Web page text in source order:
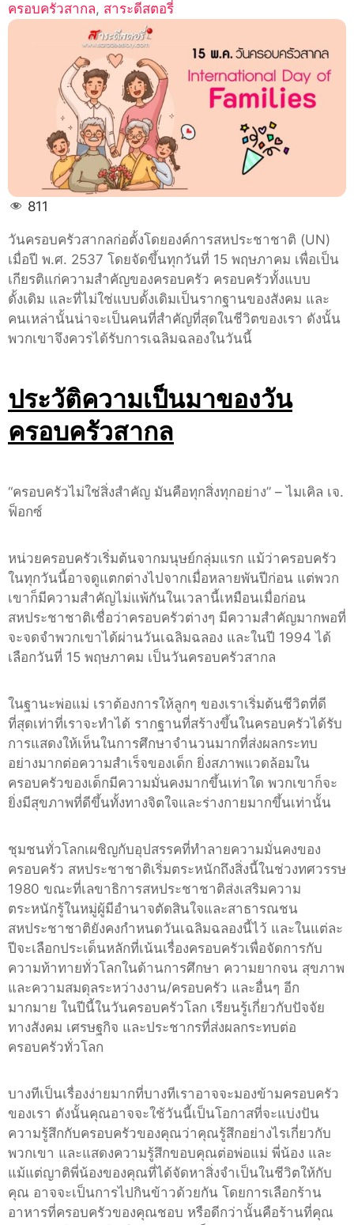
วัน
(International
Family
Day)
ครอบครัวสากล, สาระดีสตอรี่
811
วันครอบครัวสากลก่อตั้งโดยองค์การสหประชาชาติ (UN)
เมื่อปี พ.ศ. 2537 โดยจัดขึ้นทุกวันที่ 15 พฤษภาคม เพื่อเป็น
เกียรติแก่ความสำคัญของครอบครัว ครอบครัวทั้งแบบ
ดั้งเดิม และที่ไม่ใช่แบบดั้งเดิมเป็นรากฐานของสังคม และ
คนเหล่านั้นน่าจะเป็นคนที่สำคัญที่สุดในชีวิตของเรา ดังนั้น
พวกเขาจึงควรได้รับการเฉลิมฉลองในวันนี้
ประวัติความเป็นมาของวัน
ครอบครัวสากล
“ครอบครัวไม่ใช่สิ่งสำคัญ มันคือทุกสิ่งทุกอย่าง” – ไมเคิล เจ.
ฟ็อกซ์
หน่วยครอบครัวเริ่มต้นจากมนุษย์กลุ่มแรก แม้ว่าครอบครัว
ในทุกวันนี้อาจดูแตกต่างไปจากเมื่อหลายพันปีก่อน แต่พวก
เขาก็มีความสำคัญไม่แพ้กันในเวลานี้เหมือนเมื่อก่อน
สหประชาชาติเชื่อว่าครอบครัวต่างๆ มีความสำคัญมากพอที่
จะจดจำพวกเขาได้ผ่านวันเฉลิมฉลอง และในปี 1994 ได้
เลือกวันที่ 15 พฤษภาคม เป็นวันครอบครัวสากล
ในฐานะพ่อแม่ เราต้องการให้ลูกๆ ของเราเริ่มต้นชีวิตที่ดี
ที่สุดเท่าที่เราจะทำได้ รากฐานที่สร้างขึ้นในครอบครัวได้รับ
การแสดงให้เห็นในการศึกษาจำนวนมากที่ส่งผลกระทบ
อย่างมากต่อความสำเร็จของเด็ก ยิ่งสภาพแวดล้อมใน
ครอบครัวของเด็กมีความมั่นคงมากขึ้นเท่าใด พวกเขาก็จะ
ยิ่งมีสุขภาพที่ดีขึ้นทั้งทางจิตใจและร่างกายมากขึ้นเท่านั้น
ชุมชนทั่วโลกเผชิญกับอุปสรรคที่ทำลายความมั่นคงของ
ครอบครัว สหประชาชาติเริ่มตระหนักถึงสิ่งนี้ในช่วงทศวรรษ
1980 ขณะที่เลขาธิการสหประชาชาติส่งเสริมความ
ตระหนักรู้ในหมู่ผู้มีอำนาจตัดสินใจและสาธารณชน
สหประชาชาติยังคงกำหนดวันเฉลิมฉลองนี้ไว้ และในแต่ละ
ปีจะเลือกประเด็นหลักที่เน้นเรื่องครอบครัวเพื่อจัดการกับ
ความท้าทายทั่วโลกในด้านการศึกษา ความยากจน สุขภาพ
และความสมดุลระหว่างงาน/ครอบครัว และอื่นๆ อีก
มากมาย ในปีนี้ในวันครอบครัวโลก เรียนรู้เกี่ยวกับปัจจัย
ทางสังคม เศรษฐกิจ และประชากรที่ส่งผลกระทบต่อ
ครอบครัวทั่วโลก
บางทีเป็นเรื่องง่ายมากที่บางทีเราอาจจะมองข้ามครอบครัว
ของเรา ดังนั้นคุณอาจจะใช้วันนี้เป็นโอกาสที่จะแบ่งปัน
ความรู้สึกกับครอบครัวของคุณว่าคุณรู้สึกอย่างไรเกี่ยวกับ
พวกเขา และแสดงความรู้สึกขอบคุณต่อพ่อแม่ พี่น้อง และ
แม้แต่ญาติพี่น้องของคุณที่ได้จัดหาสิ่งจำเป็นในชีวิตให้กับ
คุณ อาจจะเป็นการไปกินข้าวด้วยกัน โดยการเลือกร้าน
อาหารที่ครอบครัวของคุณชอบ หรือดีกว่านั้นคือร้านที่คุณ